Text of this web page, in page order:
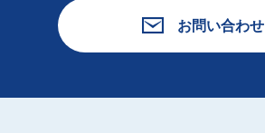
お問い合わせ